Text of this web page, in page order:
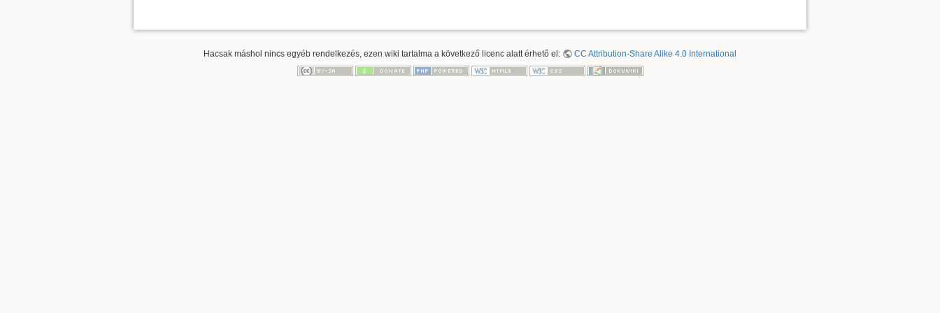
Hacsak máshol nincs egyéb rendelkezés, ezen wiki tartalma a következő licenc alatt érhető el: CC Attribution-Share Alike 4.0 International